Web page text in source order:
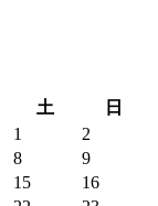
土 日
1
2
8
9
15
16